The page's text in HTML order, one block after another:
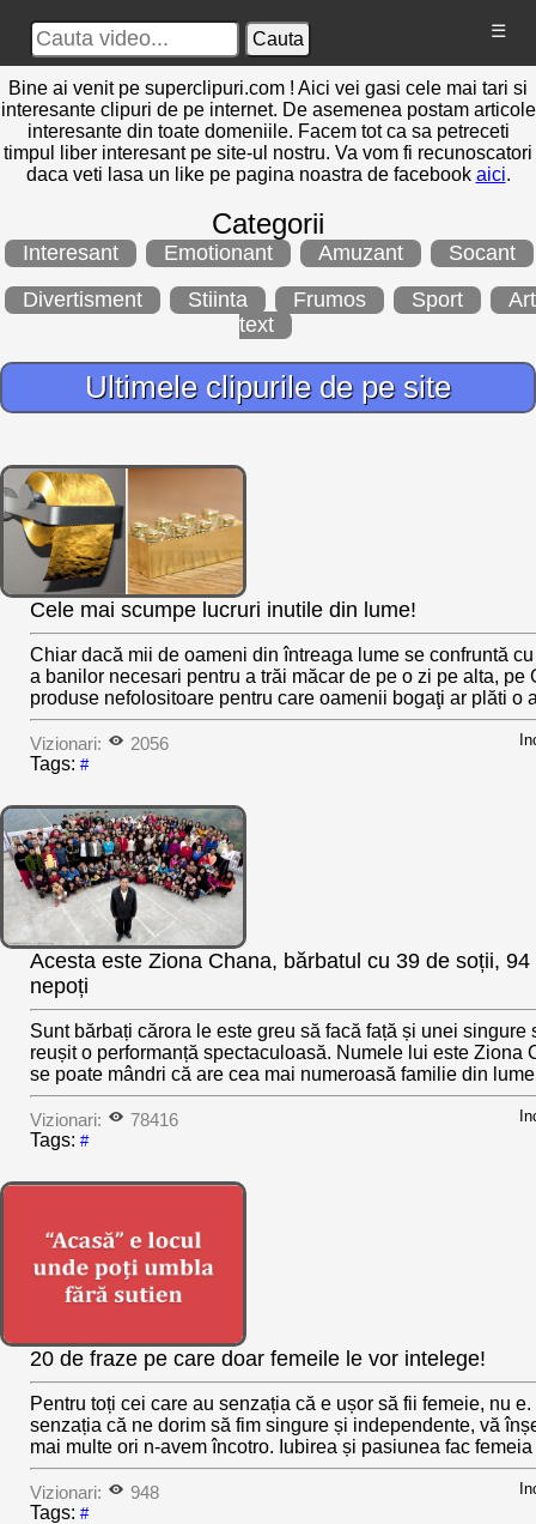
Cauta ☰
Bine ai venit pe superclipuri.com ! Aici vei gasi cele mai tari si
interesante clipuri de pe internet. De asemenea postam articole
interesante din toate domeniile. Facem tot ca sa petreceti
timpul liber interesant pe site-ul nostru. Va vom fi recunoscatori
daca veti lasa un like pe pagina noastra de facebook aici.
Categorii
Interesant Emotionant Amuzant
Socant
Divertisment
Stiinta Frumos Sport
text
Ultimele clipurile de pe site
Cele mai scumpe lucruri inutile din lume!
Chiar dacă mii de oameni din întreaga lume se confruntă
a banilor necesari pentru a trăi măcar de pe o zi pe alta, pe
produse nefolositoare pentru care oamenii bogaţi ar plăti o
Vizionari: 2056
Tags: #
Acesta este Ziona Chana, bărbatul cu 39 de soții,
nepoți
Sunt bărbați cărora le este greu să facă față și unei singure
reușit o performanță spectaculoasă. Numele lui este Ziona
se poate mândri că are cea mai numeroasă familie din
Vizionari: 78416
Tags: #
20 de fraze pe care doar femeile le vor intelege!
Pentru toți cei care au senzația că e ușor să fii femeie, nu
senzația că ne dorim să fim singure și independente, vă
mai multe ori n-avem încotro. Iubirea și pasiunea fac femeia
Vizionari: 948
Tags: #